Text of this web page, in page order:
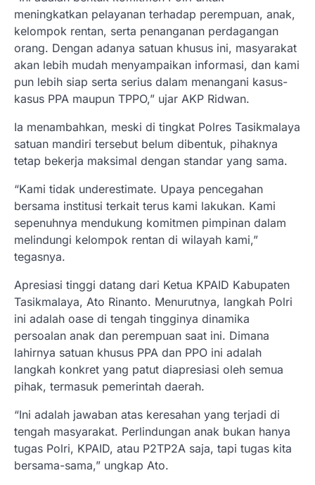
meningkatkan pelayanan terhadap perempuan, anak,
kelompok rentan, serta penanganan perdagangan
orang. Dengan adanya satuan khusus ini, masyarakat
akan lebih mudah menyampaikan informasi, dan kami
pun lebih siap serta serius dalam menangani kasus-
kasus PPA maupun TPPO,” ujar AKP Ridwan.
Ia menambahkan, meski di tingkat Polres Tasikmalaya
satuan mandiri tersebut belum dibentuk, pihaknya
tetap bekerja maksimal dengan standar yang sama.
“Kami tidak underestimate. Upaya pencegahan
bersama institusi terkait terus kami lakukan. Kami
sepenuhnya mendukung komitmen pimpinan dalam
melindungi kelompok rentan di wilayah kami,”
tegasnya.
Apresiasi tinggi datang dari Ketua KPAID Kabupaten
Tasikmalaya, Ato Rinanto. Menurutnya, langkah Polri
ini adalah oase di tengah tingginya dinamika
persoalan anak dan perempuan saat ini. Dimana
lahirnya satuan khusus PPA dan PPO ini adalah
langkah konkret yang patut diapresiasi oleh semua
pihak, termasuk pemerintah daerah.
“Ini adalah jawaban atas keresahan yang terjadi di
tengah masyarakat. Perlindungan anak bukan hanya
tugas Polri, KPAID, atau P2TP2A saja, tapi tugas kita
bersama-sama,” ungkap Ato.